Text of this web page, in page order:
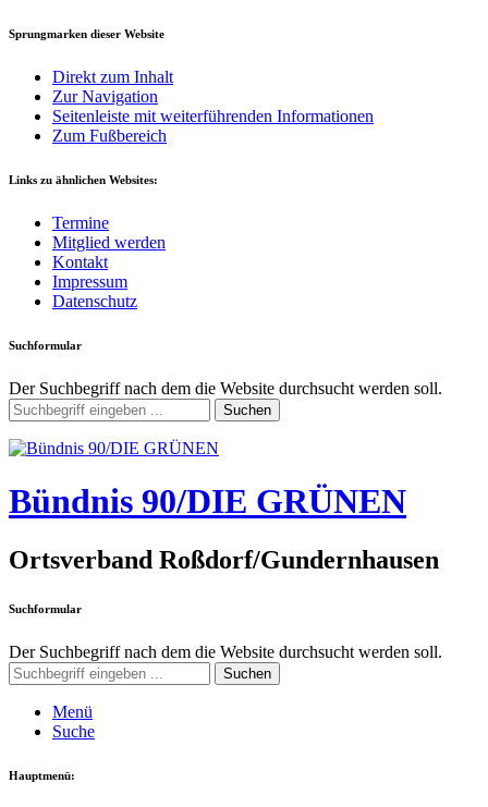
Sprungmarken dieser Website
Direkt zum Inhalt
Zur Navigation
Seitenleiste mit weiterführenden Informationen
Zum Fußbereich
Links zu ähnlichen Websites:
Termine
Mitglied werden
Kontakt
Impressum
Datenschutz
Suchformular
Der Suchbegriff nach dem die Website durchsucht werden soll.
Suchen
Bündnis 90/DIE GRÜNEN
Ortsverband Roßdorf/Gundernhausen
Suchformular
Der Suchbegriff nach dem die Website durchsucht werden soll.
Suchen
Menü
Suche
Hauptmenü: